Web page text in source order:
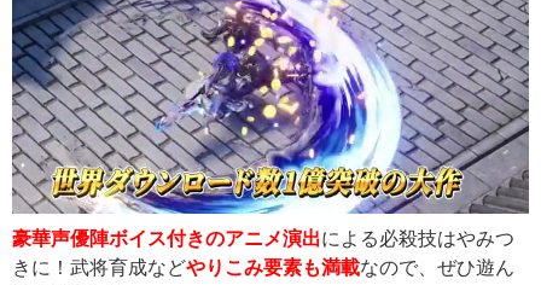
豪華声優陣ボイス付きのアニメ演出による必殺技はやみつ
きに！武将育成などやりこみ要素も満載なので、ぜひ遊ん